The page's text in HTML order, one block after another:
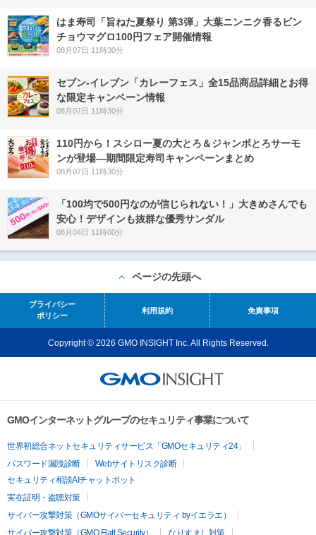
はま寿司「旨ねた夏祭り 第3弾」大葉ニンニク香るビン
チョウマグロ100円フェア開催情報
08月07日 11時30分
セブン‐イレブン「カレーフェス」全15品商品詳細とお得
な限定キャンペーン情報
08月07日 11時30分
110円から！スシロー夏の大とろ＆ジャンボとろサーモ
ンが登場―期間限定寿司キャンペーンまとめ
08月07日 11時30分
「100均で500円なのが信じられない！」大きめさんでも
安心！デザインも抜群な優秀サンダル
08月04日 11時00分
ページの先頭へ
プライバシー
ポリシー
利用規約 免責事項
Copyright © 2026 GMO INSIGHT Inc. All Rights Reserved.
GMOインターネットグループのセキュリティ事業について
世界初総合ネットセキュリティサービス「GMOセキュリティ24」
パスワード漏洩診断
Webサイトリスク診断
セキュリティ相談AIチャットボット
実在証明・盗聴対策
サイバー攻撃対策（GMOサイバーセキュリティ byイエラエ）
サイバー攻撃対策（GMO Flatt Security）
なりすまし対策